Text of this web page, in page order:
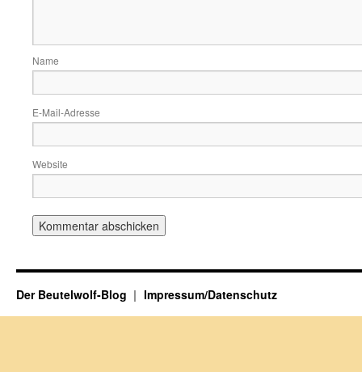
Name
E-Mail-Adresse
Website
Der Beutelwolf-Blog Impressum/Datenschutz